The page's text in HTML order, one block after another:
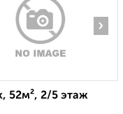
›
52м², 2/5 этаж